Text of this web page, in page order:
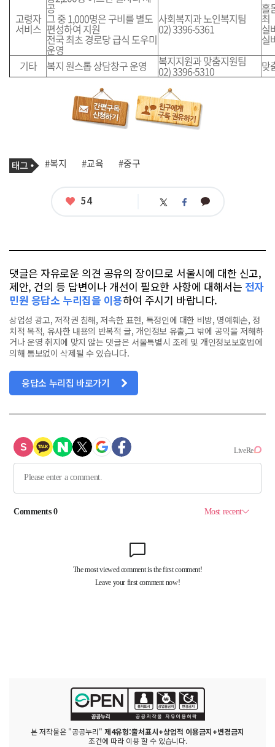
고령자
서비스
공
그 중 1,000명은 구비를 별도
편성하여 지원
전국 최초 경로당 급식 도우미
운영
사회복지과 노인복지팀
02) 3396-5361
홀
최
실
실
기타
복지 원스톱 상담창구 운영 복지지원과 맞춤지원팀
02) 3396-5310 맞
기
사
태
그
#복지 #교육 #중구
좋
54 트 페 카
댓글은 자유로운 의견 공유의 장이므로 서울시에 대한 신고,
제안, 건의 등 답변이나 개선이 필요한 사항에 대해서는 전자
민원 응답소 누리집을 이용하여 주시기 바랍니다.
상업성 광고, 저작권 침해, 저속한 표현, 특정인에 대한 비방, 명예훼손, 정
치적 목적, 유사한 내용의 반복적 글, 개인정보 유출,그 밖에 공익을 저해하
거나 운영 취지에 맞지 않는 댓글은 서울특별시 조례 및 개인정보보호법에
의해 통보없이 삭제될 수 있습니다.
응답소 누리집 바로가기
본 저작물은 "공공누리" 제4유형:출처표시+상업적 이용금지+변경금지
조건에 따라 이용 할 수 있습니다.